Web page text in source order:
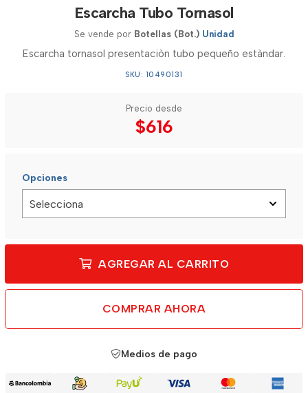
Escarcha Tubo Tornasol
Se vende por Botellas (Bot.) Unidad
Escarcha tornasol presentaciòn tubo pequeño estàndar.
SKU: 10490131
Precio desde
$616
Opciones
AGREGAR AL CARRITO
COMPRAR AHORA
Medios de pago